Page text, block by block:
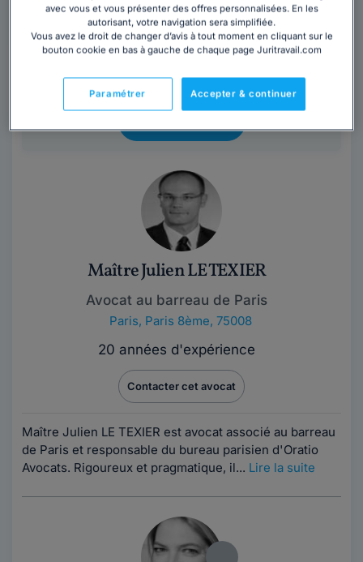
Vous souhaitez rencontrer un avocat en
cabinet à Paris 8ème ?
sous 48 heures.
Maître Julien LE TEXIER
Avocat au barreau de Paris
Paris, Paris 8ème, 75008
20 années d'expérience
Contacter cet avocat
Maître Julien LE TEXIER est avocat associé au barreau
de Paris et responsable du bureau parisien d'Oratio
Avocats. Rigoureux et pragmatique, il... Lire la suite
avec vous et vous présenter des offres personnalisées. En les
autorisant, votre navigation sera simplifiée.
Vous avez le droit de changer d’avis à tout moment en cliquant sur le
bouton cookie en bas à gauche de chaque page Juritravail.com
Accepter & continuer
Paramétrer